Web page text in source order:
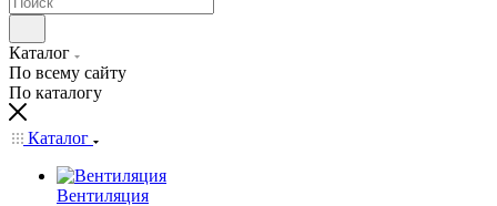
Каталог
По всему сайту
По каталогу
Каталог
Вентиляция